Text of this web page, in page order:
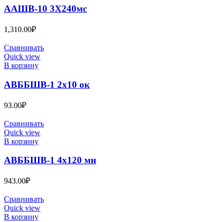
ААШВ-10 3Х240мс
1,310.00₽
Сравнивать
Quick view
В корзину
АВББШВ-1 2х10 ок
93.00₽
Сравнивать
Quick view
В корзину
АВББШВ-1 4х120 мн
943.00₽
Сравнивать
Quick view
В корзину